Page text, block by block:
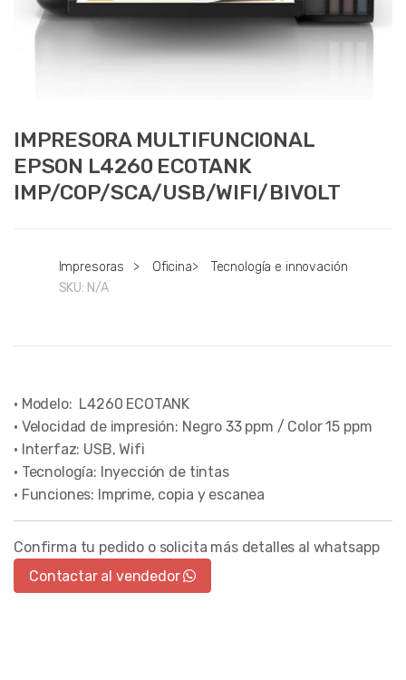
IMPRESORA MULTIFUNCIONAL
EPSON L4260 ECOTANK
IMP/COP/SCA/USB/WIFI/BIVOLT
Impresoras > Oficina>
Tecnología e innovación
SKU: N/A
• Modelo: L4260 ECOTANK
• Velocidad de impresión: Negro 33 ppm / Color 15 ppm
• Interfaz: USB, Wifi
• Tecnología: Inyección de tintas
• Funciones: Imprime, copia y escanea
Confirma tu pedido o solicita más detalles al whatsapp
Contactar al vendedor